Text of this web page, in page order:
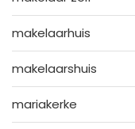
makelaarhuis
makelaarshuis
mariakerke